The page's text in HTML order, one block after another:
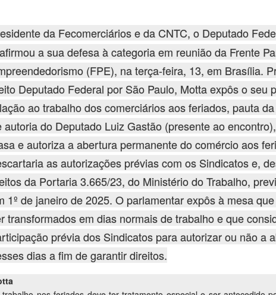
da Fecomerciários e da CNTC, o Deputado
a sua defesa à categoria em reunião da Frente
(FPE), na terça-feira, 13, em Brasília.
Deputado Federal por São Paulo, Motta expôs o seu
ao trabalho dos comerciários aos feriados, pauta
autoria do Deputado Luiz Gastão (presente ao
e autoriza a abertura permanente do comércio aos
as autorizações prévias com os Sindicatos e,
da Portaria 3.665/23, do Ministério do Trabalho,
1º de janeiro de 2025. O parlamentar expôs à mesa
transformados em dias normais de trabalho e que
prévia dos Sindicatos para autorizar ou não a
dias a fim de garantir direitos.